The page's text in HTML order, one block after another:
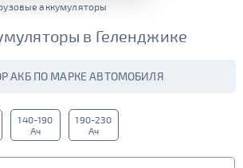
аккумуляторы
в Геленджике
АКБ ПО МАРКЕ АВТОМОБИЛЯ
140-190
Ач
190-230
Ач